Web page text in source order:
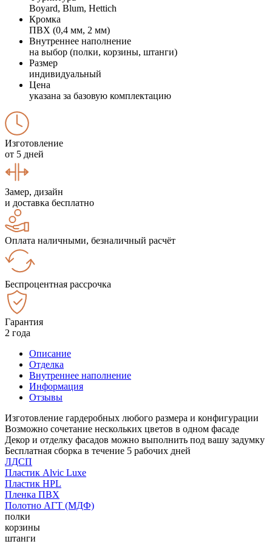
Boyard, Blum, Hettich
Кромка
ПВХ (0,4 мм, 2 мм)
Внутреннее наполнение
на выбор (полки, корзины, штанги)
Размер
индивидуальный
Цена
указана за базовую комплектацию
Изготовление
от 5 дней
Замер, дизайн
и доставка бесплатно
Оплата наличными, безналичный расчёт
Беспроцентная рассрочка
Гарантия
2 года
Описание
Отделка
Внутреннее наполнение
Информация
Отзывы
Изготовление гардеробных любого размера и конфигурации
Возможно сочетание нескольких цветов в одном фасаде
Декор и отделку фасадов можно выполнить под вашу задумку
Бесплатная сборка в течение 5 рабочих дней
ЛДСП
Пластик Alvic Luxe
Пластик HPL
Пленка ПВХ
Полотно АГТ (МДФ)
полки
корзины
штанги